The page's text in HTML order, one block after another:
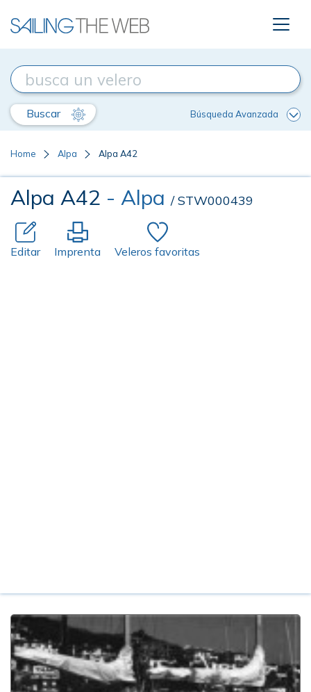
Buscar Búsqueda Avanzada
Home Alpa Alpa A42
Alpa A42 - Alpa / STW000439
Editar Imprenta Veleros favoritas